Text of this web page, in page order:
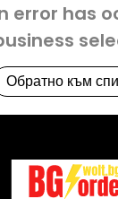
error has
Обратно към